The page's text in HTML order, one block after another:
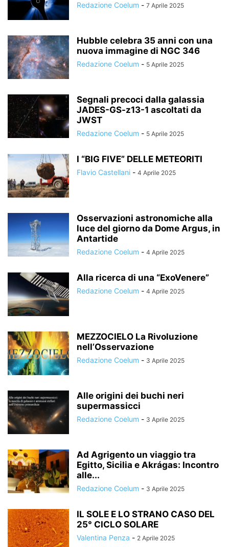
Redazione Coelum - 7 Aprile 2025
Hubble celebra 35 anni con una
nuova immagine di NGC 346
Redazione Coelum - 5 Aprile 2025
Segnali precoci dalla galassia
JADES-GS-z13-1 ascoltati da
JWST
Redazione Coelum - 5 Aprile 2025
I “BIG FIVE” DELLE METEORITI
Flavio Castellani - 4 Aprile 2025
Osservazioni astronomiche alla
luce del giorno da Dome Argus, in
Antartide
Redazione Coelum - 4 Aprile 2025
Alla ricerca di una “ExoVenere”
Redazione Coelum - 4 Aprile 2025
MEZZOCIELO La Rivoluzione
nell’Osservazione
Redazione Coelum - 3 Aprile 2025
Alle origini dei buchi neri
supermassicci
Redazione Coelum - 3 Aprile 2025
Ad Agrigento un viaggio tra
Egitto, Sicilia e Akrágas: Incontro
alle...
Redazione Coelum - 3 Aprile 2025
IL SOLE E LO STRANO CASO DEL
25° CICLO SOLARE
Valentina Penza - 2 Aprile 2025